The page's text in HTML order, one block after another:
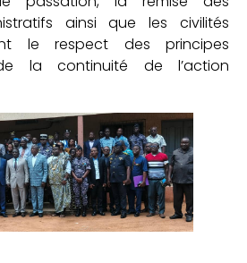
ainsi que les civilités
le respect des principes
la continuité de l’action